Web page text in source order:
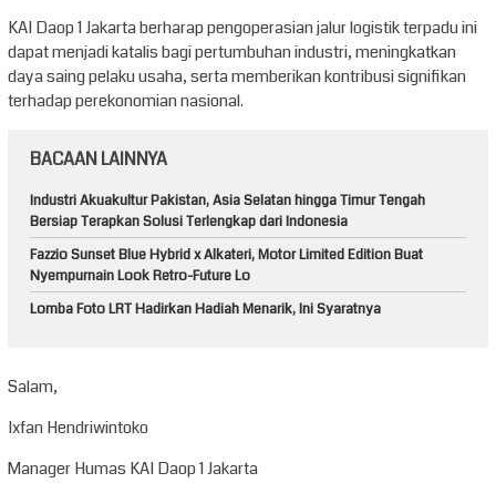
KAI Daop 1 Jakarta berharap pengoperasian jalur logistik terpadu ini
dapat menjadi katalis bagi pertumbuhan industri, meningkatkan
daya saing pelaku usaha, serta memberikan kontribusi signifikan
terhadap perekonomian nasional.
BACAAN LAINNYA
Industri Akuakultur Pakistan, Asia Selatan hingga Timur Tengah
Bersiap Terapkan Solusi Terlengkap dari Indonesia
Fazzio Sunset Blue Hybrid x Alkateri, Motor Limited Edition Buat
Nyempurnain Look Retro-Future Lo
Lomba Foto LRT Hadirkan Hadiah Menarik, Ini Syaratnya
Salam,
Ixfan Hendriwintoko
Manager Humas KAI Daop 1 Jakarta